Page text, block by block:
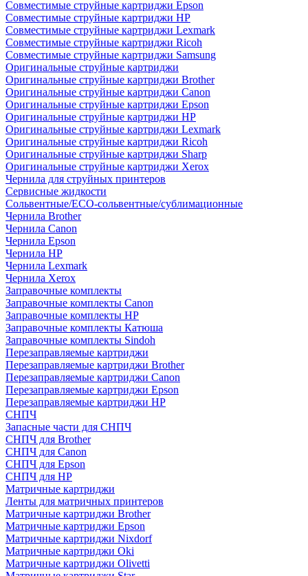
Совместимые струйные картриджи Epson
Совместимые струйные картриджи HP
Совместимые струйные картриджи Lexmark
Совместимые струйные картриджи Ricoh
Совместимые струйные картриджи Samsung
Оригинальные струйные картриджи
Оригинальные струйные картриджи Brother
Оригинальные струйные картриджи Canon
Оригинальные струйные картриджи Epson
Оригинальные струйные картриджи HP
Оригинальные струйные картриджи Lexmark
Оригинальные струйные картриджи Ricoh
Оригинальные струйные картриджи Sharp
Оригинальные струйные картриджи Xerox
Чернила для струйных принтеров
Сервисные жидкости
Сольвентные/ECO-сольвентные/сублимационные
Чернила Brother
Чернила Canon
Чернила Epson
Чернила HP
Чернила Lexmark
Чернила Xerox
Заправочные комплекты
Заправочные комплекты Canon
Заправочные комплекты HP
Заправочные комплекты Катюша
Заправочные комплекты Sindoh
Перезаправляемые картриджи
Перезаправляемые картриджи Brother
Перезаправляемые картриджи Canon
Перезаправляемые картриджи Epson
Перезаправляемые картриджи HP
СНПЧ
Запасные части для СНПЧ
СНПЧ для Brother
СНПЧ для Canon
СНПЧ для Epson
СНПЧ для HP
Матричные картриджи
Ленты для матричных принтеров
Матричные картриджи Brother
Матричные картриджи Epson
Матричные картриджи Nixdorf
Матричные картриджи Oki
Матричные картриджи Olivetti